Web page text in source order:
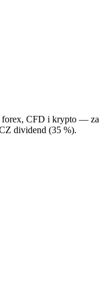
forex, CFD i krypto — za
dividend (35 %).